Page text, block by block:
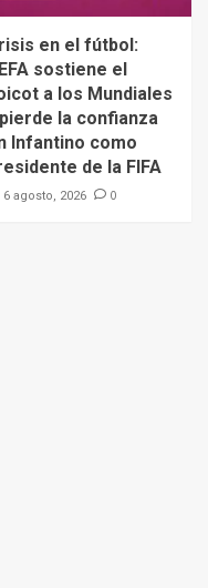
en el fútbol:
sostiene el
a los Mundiales
la confianza
Infantino como
de la FIFA
6 agosto, 2026 0